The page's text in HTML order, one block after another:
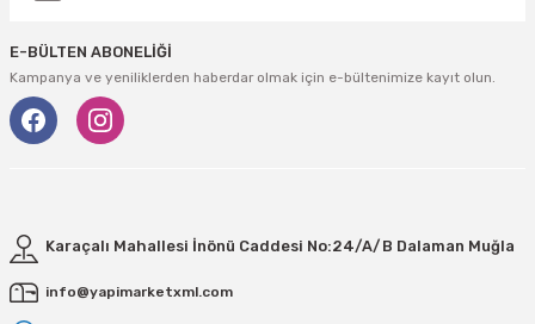
E-BÜLTEN ABONELİĞİ
Kampanya ve yeniliklerden haberdar olmak için e-bültenimize kayıt olun.
Karaçalı Mahallesi İnönü Caddesi No:24/A/B Dalaman Muğla
info@yapimarketxml.com